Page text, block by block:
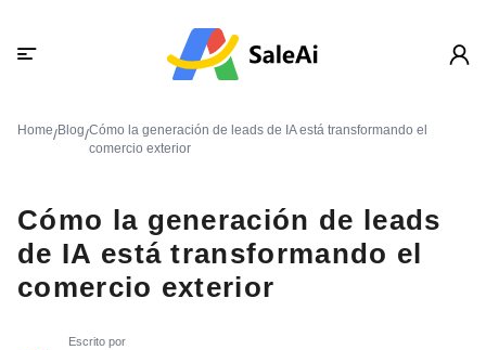
Home/Blog/Cómo la generación de leads de IA está transformando el
comercio exterior
Cómo la generación de leads
de IA está transformando el
comercio exterior
Escrito por